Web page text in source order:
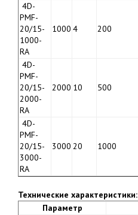
4D-
PMF-
20/15-
1000-
RA
1000 4 200
4D-
PMF-
20/15-
2000-
RA
2000 10 500
4D-
PMF-
20/15-
3000-
RA
3000 20 1000
Технические характеристики:
Параметр